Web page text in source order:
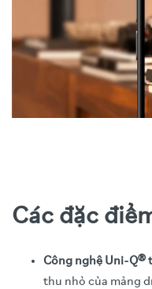
Các đặc
Công nghệ Uni-Q®
thu nhỏ của mảng